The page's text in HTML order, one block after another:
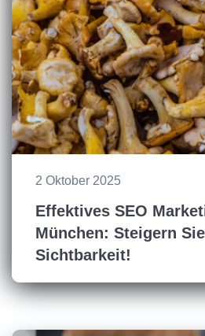
2 Oktober 2025
Effektives SEO
München: Steigern
Sichtbarkeit!